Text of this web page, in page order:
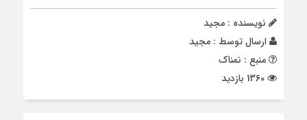
نویسنده : مجید
ارسال توسط : مجید
منبع : نمناک